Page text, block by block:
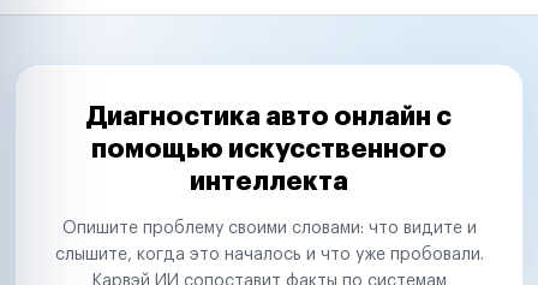
Диагностика авто онлайн с
помощью искусственного
интеллекта
Опишите проблему своими словами: что видите и
слышите, когда это началось и что уже пробовали.
Карвэй ИИ сопоставит факты по системам